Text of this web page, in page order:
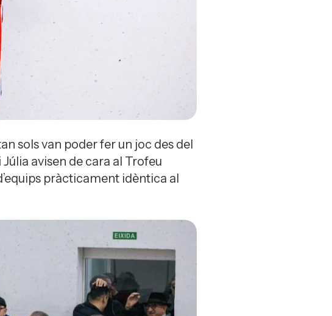
sols van poder fer un joc des del
avisen de cara al Trofeu
pràcticament idèntica al